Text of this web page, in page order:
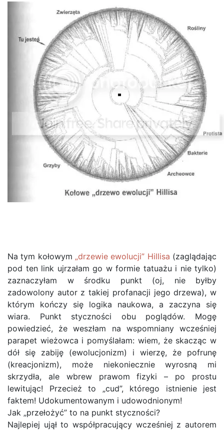
Na tym kołowym „drzewie ewolucji” Hillisa (zaglądając
pod ten link ujrzałam go w formie tatuażu i nie tylko)
zaznaczyłam w środku punkt (oj, nie byłby
zadowolony autor z takiej profanacji jego drzewa), w
którym kończy się logika naukowa, a zaczyna się
wiara. Punkt styczności obu poglądów. Mogę
powiedzieć, że weszłam na wspomniany wcześniej
parapet wieżowca i pomyślałam: wiem, że skacząc w
dół się zabiję (ewolucjonizm) i wierzę, że pofrunę
(kreacjonizm), może niekoniecznie wyrosną mi
skrzydła, ale wbrew prawom fizyki – po prostu
lewitując! Przecież to „cud”, którego istnienie jest
faktem! Udokumentowanym i udowodnionym!
Jak „przełożyć” to na punkt styczności?
Najlepiej ujął to współpracujący wcześniej z autorem